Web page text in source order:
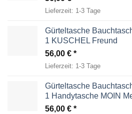
Lieferzeit: 1-3 Tage
Gürteltasche
1 KUSCHEL Freund
56,00 €
Lieferzeit: 1-3 Tage
Gürteltasche
1 Handytasche MOIN
56,00 €